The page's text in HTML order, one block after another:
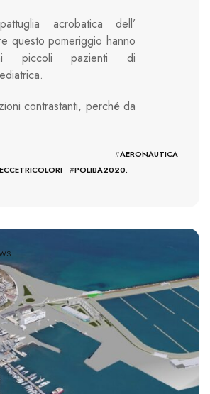
acrobatica dell’
questo pomeriggio hanno
piccoli pazienti di
contrastanti, perché da
#AERONAUTICA
#POLIBA2020.